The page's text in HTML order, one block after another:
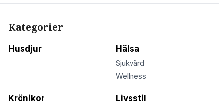
Kategorier
Husdjur Hälsa
Sjukvård
Wellness
Krönikor Livsstil